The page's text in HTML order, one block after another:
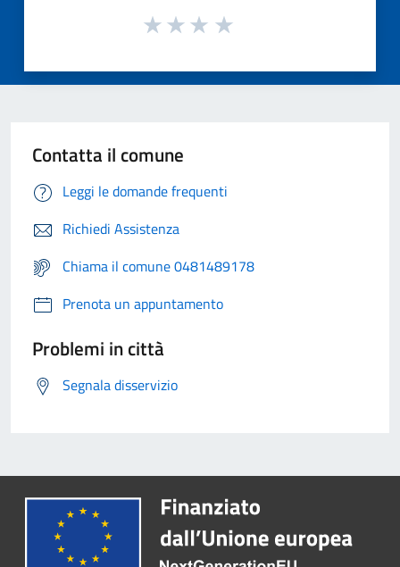
Contatta il comune
Leggi le domande frequenti
Richiedi Assistenza
Chiama il comune 0481489178
Prenota un appuntamento
Problemi in città
Segnala disservizio